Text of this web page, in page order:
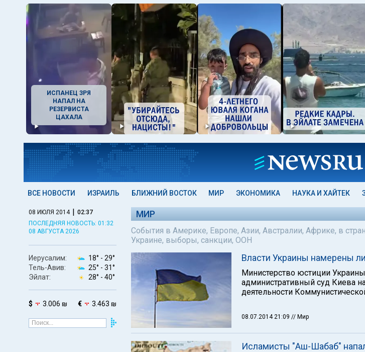
ИСПАНЕЦ ЗРЯ
НАПАЛ НА
РЕЗЕРВИСТА
ЦАХАЛА
ВСЕ НОВОСТИ ИЗРАИЛЬ БЛИЖНИЙ ВОСТОК МИР ЭКОНОМИКА НАУКА И ХАЙТЕК
08 ИЮЛЯ 2014 | 02:37
ПОСЛЕДНЯЯ НОВОСТЬ: 01:32
08 АВГУСТА 2026
Иерусалим: 18° - 29°
Тель-Авив:
25° - 31°
Эйлат:
28° - 40°
$ 3.006 ₪ € 3.463 ₪
МИР
События в Америке, Европе, Азии, Австралии, Африке, в
Украине, выборы, санкции, ООН
Власти Украины намерены
Министерство юстиции
административный суд Киева
деятельности
08.07.2014 21:09 // Мир
Исламисты "Аш-Шабаб"